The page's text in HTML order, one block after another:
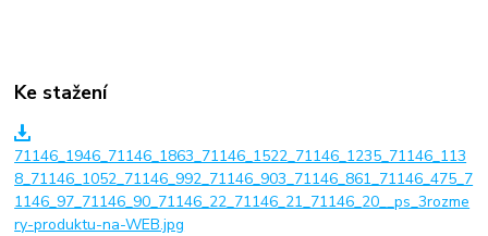
Ke stažení
71146_1946_71146_1863_71146_1522_71146_1235_71146_113
8_71146_1052_71146_992_71146_903_71146_861_71146_475_7
1146_97_71146_90_71146_22_71146_21_71146_20__ps_3rozme
ry-produktu-na-WEB.jpg